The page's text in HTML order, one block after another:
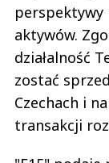
perspektywy
aktywów.
działalność
zostać
Czechach i
transakcji